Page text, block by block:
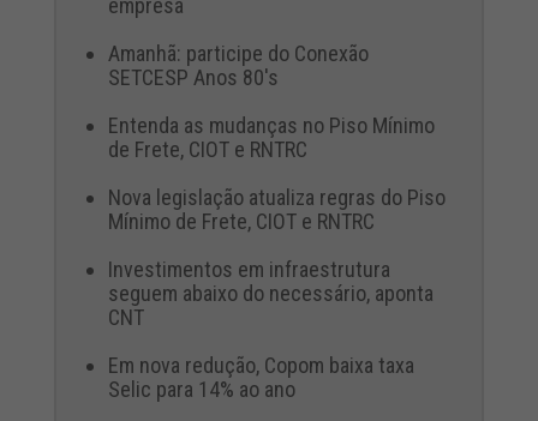
empresa
Amanhã: participe do Conexão
SETCESP Anos 80's
Entenda as mudanças no Piso Mínimo
de Frete, CIOT e RNTRC
Nova legislação atualiza regras do Piso
Mínimo de Frete, CIOT e RNTRC
Investimentos em infraestrutura
seguem abaixo do necessário, aponta
CNT
Em nova redução, Copom baixa taxa
Selic para 14% ao ano